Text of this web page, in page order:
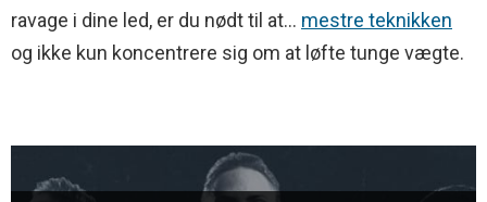
ravage i dine led, er du nødt til at... mestre teknikken
og ikke kun koncentrere sig om at løfte tunge vægte.